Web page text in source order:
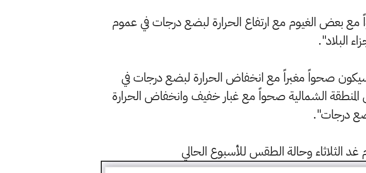
بعض الغيوم مع ارتفاع الحرارة لبضع درجات في عموم
البلاد".
صحواً مغبراً مع انخفاض الحرارة لبضع درجات في
الشمالية صحواً مع غبار خفيف وانخفاض الحرارة
درجات".
غد الثلاثاء وحالة الطقس للأسبوع الحالي